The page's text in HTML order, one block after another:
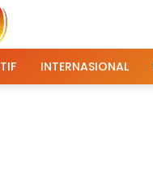
INTERNASIONAL